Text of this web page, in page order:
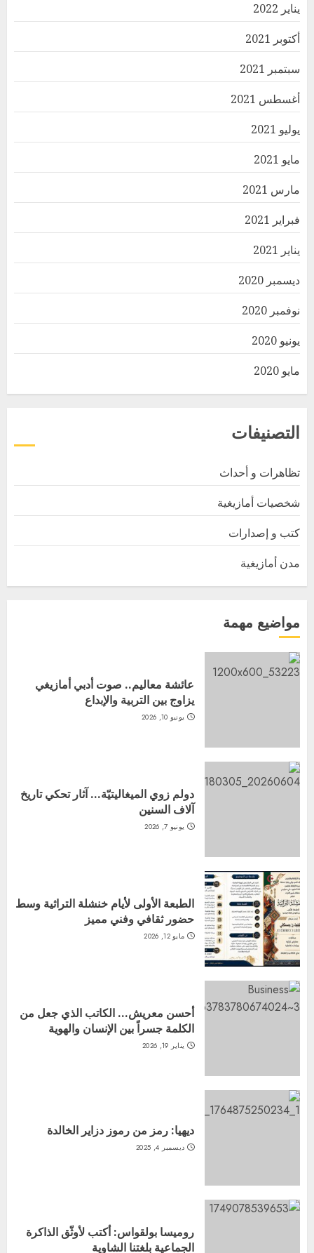
يناير 2022
أكتوبر 2021
سبتمبر 2021
أغسطس 2021
يوليو 2021
مايو 2021
مارس 2021
فبراير 2021
يناير 2021
ديسمبر 2020
نوفمبر 2020
يونيو 2020
مايو 2020
التصنيفات
تظاهرات و أحداث
شخصيات أمازيغية
كتب و إصدارات
مدن أمازيغية
مواضيع مهمة
عائشة معاليم.. صوت أدبي أمازيغي
يزاوج بين التربية والإبداع
يونيو 10, 2026
دولم زوي الميغاليتيّة… آثار تحكي تاريخ
آلاف السنين
يونيو 7, 2026
الطبعة الأولى لأيام خنشلة التراثية وسط
حضور ثقافي وفني مميز
مايو 12, 2026
أحسن معريش… الكاتب الذي جعل من
الكلمة جسراً بين الإنسان والهوية
يناير 19, 2026
ديهيا: رمز من رموز دزاير الخالدة
ديسمبر 4, 2025
روميسا بولقواس: أكتب لأوثّق الذاكرة
الجماعية بلغتنا الشاوية